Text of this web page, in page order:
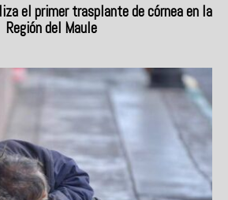
el primer trasplante de córnea en la
Región del Maule